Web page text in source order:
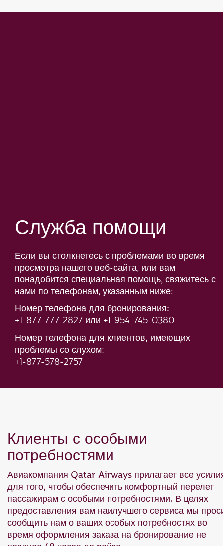
Служба помощи
Если вы столкнетесь с проблемами во время
просмотра нашего веб-сайта, или вам
понадобится специальная помощь, свяжитесь с
нами по телефонам, указанным ниже:
Номер телефона для бронирования:
+1-877-777-2827 или +1-954-745-0380
Номер телефона для клиентов, имеющих
проблемы со слухом:
+1-877-578-2757
Клиенты с особыми
потребностями
Авиакомпания Qatar Airways прилагает все
для того, чтобы обеспечить комфортный перелет
пассажирам с особыми потребностями. В целях
предоставления вам наилучшего сервиса мы
сообщить нам о ваших особых потребностях во
время оформления заказа на бронирование не